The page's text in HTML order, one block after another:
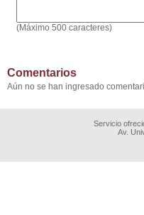
(Máximo 500 caracteres)
Comentarios
Aún no se han ingresado
Servicio
Av.